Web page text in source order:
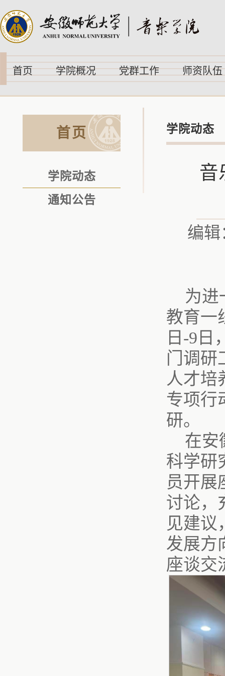
首页 学院概况 党群工作 师资队伍
首页
学院动态
通知公告
学院动态
音
编辑
为进
教育一
日-9日
门调研
人才培
专项行
研。
在安
科学研
员开展
讨论，
见建议
发展方
座谈交